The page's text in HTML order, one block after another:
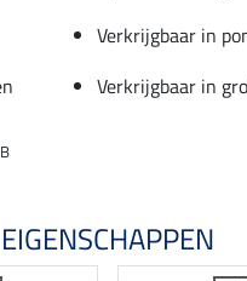
Verkrijgbaar in
Verkrijgbaar in
EIGENSCHAPPEN